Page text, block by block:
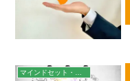
マインドセット・習慣